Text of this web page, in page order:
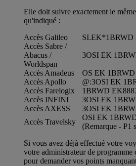
Elle doit suivre exactement le
qu'indiqué :
Accès Galileo
Accès Sabre /
Abacus /
Worldspan
3OSI EK
Accès Amadeus
OS EK
Accès Apollo
@:3OSI EK
Accès Farelogix
1BRWD
Accès INFINI
3OSI EK
Accès AXESS
3OSI EK
Accès Travelsky
OSI EK
(Remarque - P1
Si vous avez déjà effectué votre
votre administrateur de programme
pour demander vos points